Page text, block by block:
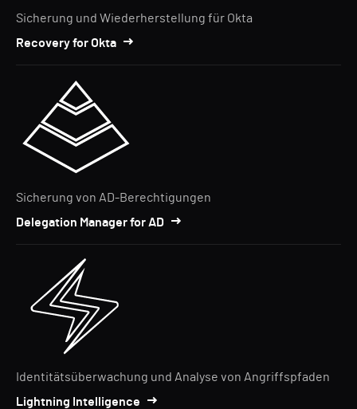
Sicherung und Wiederherstellung für Okta
Recovery for Okta
Sicherung von AD-Berechtigungen
Delegation Manager for AD
Identitätsüberwachung und Analyse von Angriffspfaden
Lightning Intelligence